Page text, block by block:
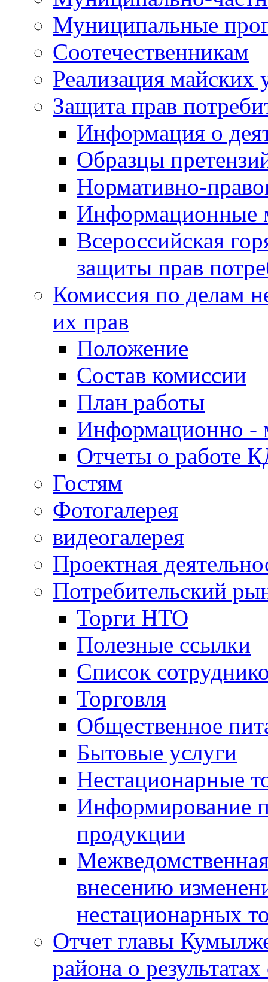
Муниципальные
Соотечественникам
Реализация майских
Защита прав
Информация о
Образцы
Нормативно-
Информационные
Всероссийская
защиты прав
Комиссия по делам
их прав
Положение
Состав комиссии
План работы
Информационно -
Отчеты о работе
Гостям
Фотогалерея
видеогалерея
Проектная
Потребительский
Торги НТО
Полезные ссылки
Список
Торговля
Общественное
Бытовые услуги
Нестационарные
Информирование
продукции
внесению
нестационарных
Отчет главы
района о